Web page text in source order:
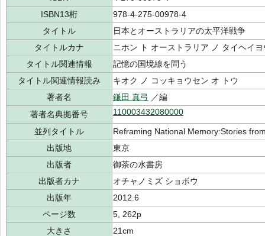
ISBN13桁
978-4-275-00978-4
タイトル
日本とオーストラリアの太平洋戦争
タイトルカナ
ニホン ト オーストラリア ノ タイヘイ
タイトル関連情報
記憶の国境線を問う
タイトル関連情報読み
キオク ノ コッキョウセン オ トウ
著者名
鎌田 真弓 ／編
著者名典拠番号
110003432080000
並列タイトル
Reframing National Memory:Stories
出版地
東京
出版者
御茶の水書房
出版者カナ
オチャノミズ ショボウ
出版年
2012.6
ページ数
5, 262p
大きさ
21cm